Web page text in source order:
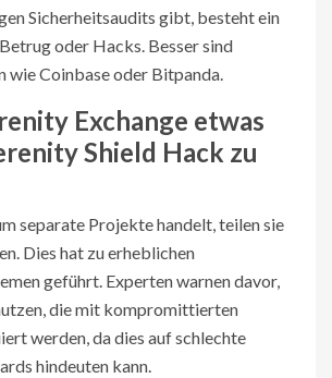
Sicherheitsaudits gibt, besteht ein
oder Hacks. Besser sind
wie Coinbase oder Bitpanda.
Exchange etwas
Shield Hack zu
separate Projekte handelt, teilen sie
Dies hat zu erheblichen
geführt. Experten warnen davor,
die mit kompromittierten
werden, da dies auf schlechte
hindeuten kann.